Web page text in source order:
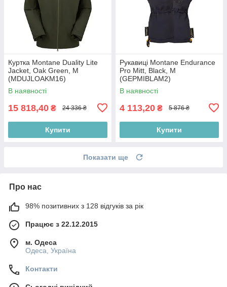
Куртка Montane Duality Lite
Jacket, Oak Green, M
(MDUJLOAKM16)
В наявності
15 818,40 ₴ 24 336 ₴
Купити
Рукавиці Montane Endurance
Pro Mitt, Black, M
(GEPMIBLAM2)
В наявності
4 113,20 ₴ 5 876 ₴
Купити
Показати ще
Про нас
98% позитивних з 128 відгуків за рік
Працює з 22.12.2015
м. Одеса
Одеса, Україна
Контакти